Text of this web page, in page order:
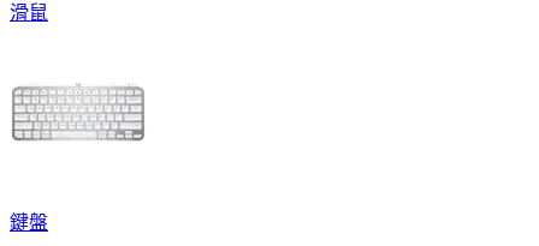
滑鼠
鍵盤